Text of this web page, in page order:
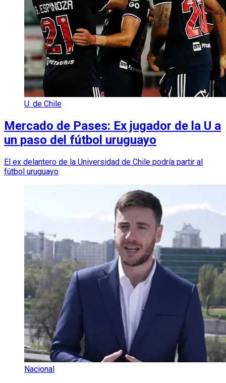
U. de Chile
Mercado de Pases: Ex jugador de la U a
un paso del fútbol uruguayo
El ex delantero de la Universidad de Chile podría partir al
fútbol uruguayo
Nacional